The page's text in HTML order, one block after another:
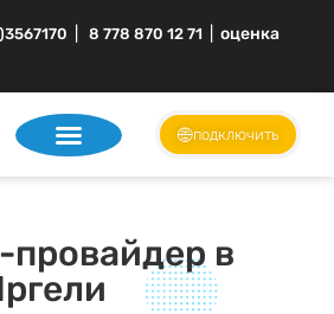
8 778 870 12 71
оценка
подключить
в